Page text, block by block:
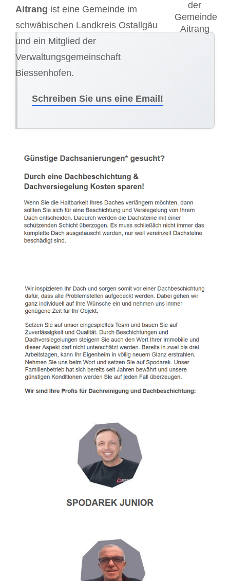
Aitrang ist eine Gemeinde im
schwäbischen Landkreis Ostallgäu
und ein Mitglied der
Verwaltungsgemeinschaft
Biessenhofen.
Schreiben Sie uns eine Email!